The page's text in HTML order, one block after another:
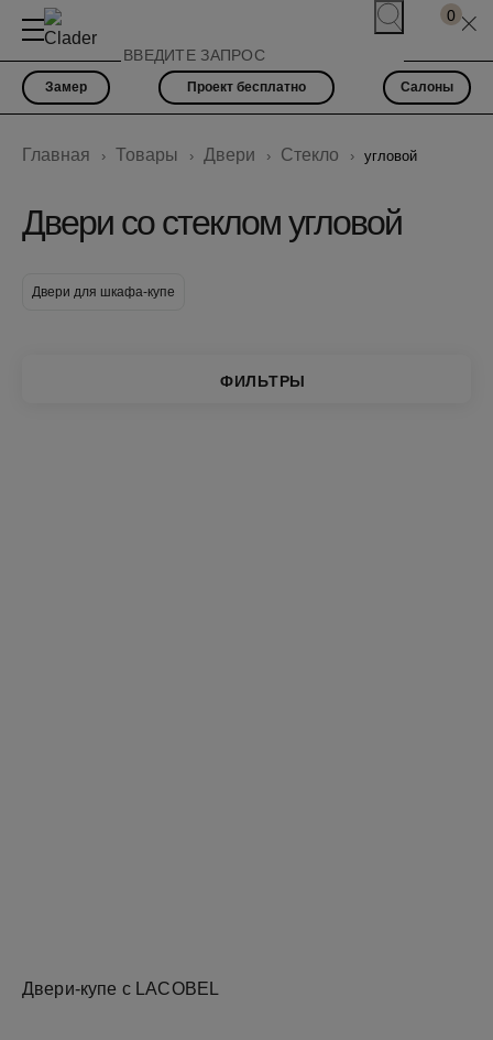
0
Замер Проект бесплатно Салоны
Главная Товары Двери Стекло угловой
Двери со стеклом угловой
Двери для шкафа-купе
ФИЛЬТРЫ
Двери-купе с LACOBEL